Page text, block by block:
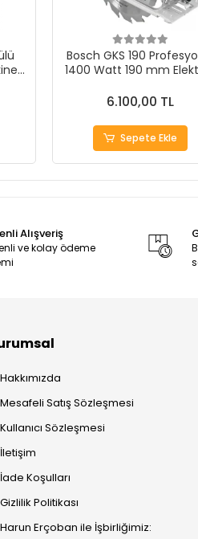
Bosch GKS 190
1400 Watt 190 mm
6.100,00 TL
Sepete Ekle
Alışveriş
ve kolay ödeme
Hakkımızda
Mesafeli Satış Sözleşmesi
Kullanıcı Sözleşmesi
İletişim
İade Koşulları
Gizlilik Politikası
Harun Erçoban ile İşbirliğimiz: